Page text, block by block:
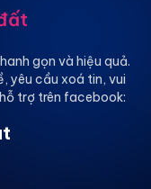
gọn và hiệu quả.
yêu cầu xoá tin, vui
trợ trên facebook: